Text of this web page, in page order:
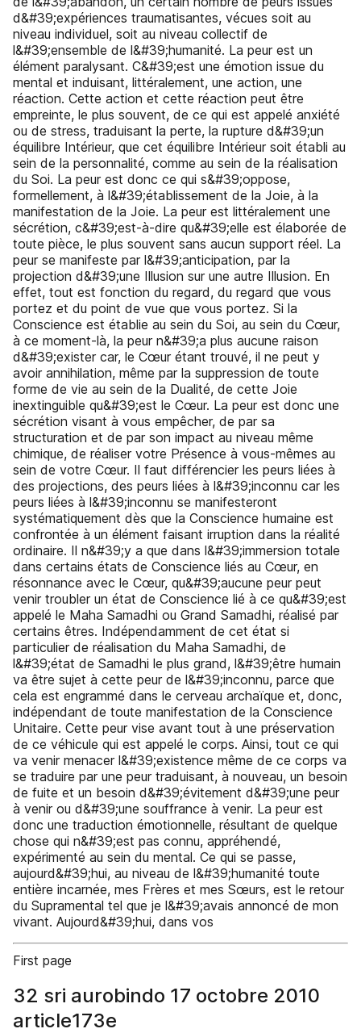
d&#39;expériences traumatisantes, vécues soit au
niveau individuel, soit au niveau collectif de
l&#39;ensemble de l&#39;humanité. La peur est un
élément paralysant. C&#39;est une émotion issue du
mental et induisant, littéralement, une action, une
réaction. Cette action et cette réaction peut être
empreinte, le plus souvent, de ce qui est appelé anxiété
ou de stress, traduisant la perte, la rupture d&#39;un
équilibre Intérieur, que cet équilibre Intérieur soit établi au
sein de la personnalité, comme au sein de la réalisation
du Soi. La peur est donc ce qui s&#39;oppose,
formellement, à l&#39;établissement de la Joie, à la
manifestation de la Joie. La peur est littéralement une
sécrétion, c&#39;est-à-dire qu&#39;elle est élaborée de
toute pièce, le plus souvent sans aucun support réel. La
peur se manifeste par l&#39;anticipation, par la
projection d&#39;une Illusion sur une autre Illusion. En
effet, tout est fonction du regard, du regard que vous
portez et du point de vue que vous portez. Si la
Conscience est établie au sein du Soi, au sein du Cœur,
à ce moment-là, la peur n&#39;a plus aucune raison
d&#39;exister car, le Cœur étant trouvé, il ne peut y
avoir annihilation, même par la suppression de toute
forme de vie au sein de la Dualité, de cette Joie
inextinguible qu&#39;est le Cœur. La peur est donc une
sécrétion visant à vous empêcher, de par sa
structuration et de par son impact au niveau même
chimique, de réaliser votre Présence à vous-mêmes au
sein de votre Cœur. Il faut différencier les peurs liées à
des projections, des peurs liées à l&#39;inconnu car les
peurs liées à l&#39;inconnu se manifesteront
systématiquement dès que la Conscience humaine est
confrontée à un élément faisant irruption dans la réalité
ordinaire. Il n&#39;y a que dans l&#39;immersion totale
dans certains états de Conscience liés au Cœur, en
résonnance avec le Cœur, qu&#39;aucune peur peut
venir troubler un état de Conscience lié à ce qu&#39;est
appelé le Maha Samadhi ou Grand Samadhi, réalisé par
certains êtres. Indépendamment de cet état si
particulier de réalisation du Maha Samadhi, de
l&#39;état de Samadhi le plus grand, l&#39;être humain
va être sujet à cette peur de l&#39;inconnu, parce que
cela est engrammé dans le cerveau archaïque et, donc,
indépendant de toute manifestation de la Conscience
Unitaire. Cette peur vise avant tout à une préservation
de ce véhicule qui est appelé le corps. Ainsi, tout ce qui
va venir menacer l&#39;existence même de ce corps va
se traduire par une peur traduisant, à nouveau, un besoin
de fuite et un besoin d&#39;évitement d&#39;une peur
à venir ou d&#39;une souffrance à venir. La peur est
donc une traduction émotionnelle, résultant de quelque
chose qui n&#39;est pas connu, appréhendé,
expérimenté au sein du mental. Ce qui se passe,
aujourd&#39;hui, au niveau de l&#39;humanité toute
entière incarnée, mes Frères et mes Sœurs, est le retour
du Supramental tel que je l&#39;avais annoncé de mon
vivant. Aujourd&#39;hui, dans vos
First page
32 sri aurobindo 17 octobre 2010
article173e